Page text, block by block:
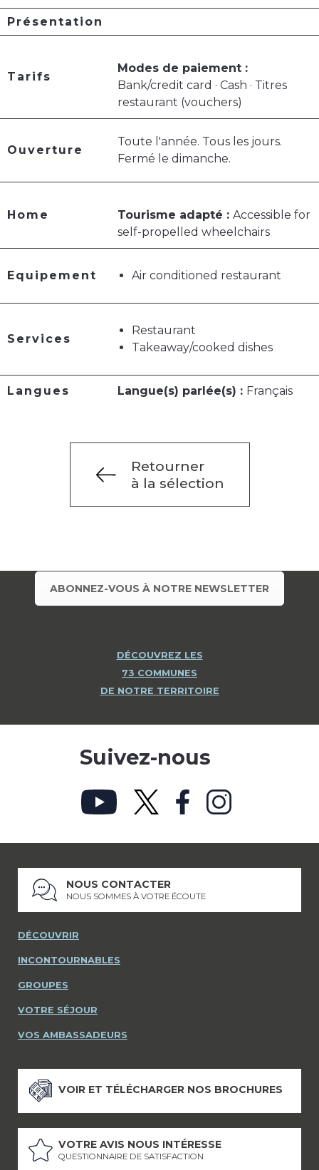
Présentation
Tarifs
Modes de paiement :
Bank/credit card · Cash · Titres
restaurant (vouchers)
Ouverture
Toute l'année. Tous les jours.
Fermé le dimanche.
Home Tourisme adapté : Accessible for
self-propelled wheelchairs
Equipement Air conditioned restaurant
Services
Restaurant
Takeaway/cooked dishes
Langues Langue(s) parlée(s) : Français
Retourner
à la sélection
ABONNEZ-VOUS À NOTRE NEWSLETTER
DÉCOUVREZ LES
73 COMMUNES
DE NOTRE TERRITOIRE
Suivez-nous
NOUS CONTACTER
NOUS SOMMES À VOTRE ÉCOUTE
DÉCOUVRIR
INCONTOURNABLES
GROUPES
VOTRE SÉJOUR
VOS AMBASSADEURS
VOIR ET TÉLÉCHARGER NOS BROCHURES
VOTRE AVIS NOUS INTÉRESSE
QUESTIONNAIRE DE SATISFACTION